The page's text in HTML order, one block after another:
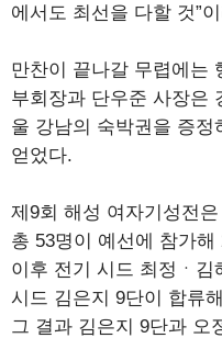
에서도 최선을 다할 것”
만찬이 끝나갈 무렵에는
부회장과 단우준 사장은
울 강남의 숙박권을 증
얻었다.
제9회 해성 여자기성전
총 53명이 예선에 참가
이후 전기 시드 최정ㆍ
시드 김은지 9단이 합류
그 결과 김은지 9단과 오